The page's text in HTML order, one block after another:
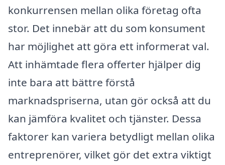
konkurrensen mellan olika företag ofta
stor. Det innebär att du som konsument
har möjlighet att göra ett informerat val.
Att inhämtade flera offerter hjälper dig
inte bara att bättre förstå
marknadspriserna, utan gör också att du
kan jämföra kvalitet och tjänster. Dessa
faktorer kan variera betydligt mellan olika
entreprenörer, vilket gör det extra viktigt